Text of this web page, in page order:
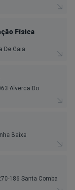
Física
De Gaia
Alverca Do
Baixa
186 Santa Comba